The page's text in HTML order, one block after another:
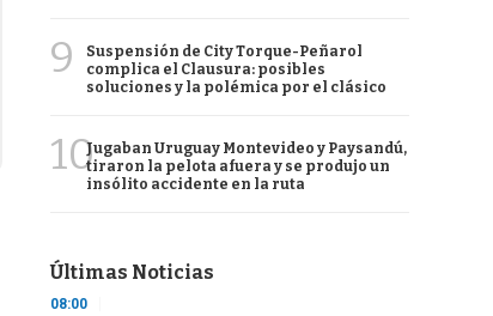
9
Suspensión de City Torque-Peñarol
complica el Clausura: posibles
soluciones y la polémica por el clásico
10Jugaban Uruguay Montevideo y Paysandú,
tiraron la pelota afuera y se produjo un
insólito accidente en la ruta
Últimas Noticias
08:00